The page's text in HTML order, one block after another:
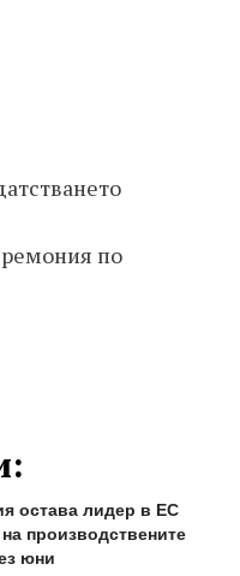
по
остава лидер в ЕС
производствените
юни